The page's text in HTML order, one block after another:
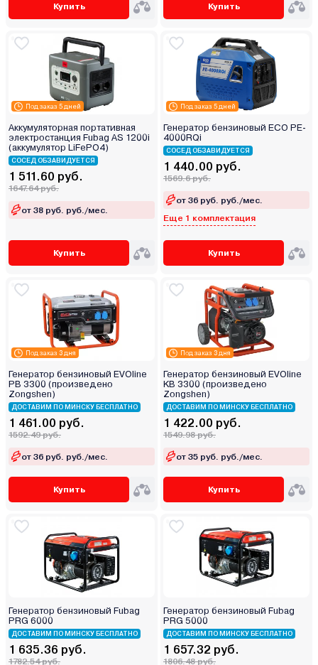
Купить Купить
Под заказ 5 дней
Аккумуляторная портативная
электростанция Fubag AS 1200i
(аккумулятор LiFePO4)
СОСЕД ОБЗАВИДУЕТСЯ
1 511.60 руб.
1647.64 руб.
от 38 руб. руб./мес.
Купить
Под заказ 5 дней
Генератор бензиновый ECO PE-
4000RQi
СОСЕД ОБЗАВИДУЕТСЯ
1 440.00 руб.
1569.6 руб.
от 36 руб. руб./мес.
Еще 1 комплектация
Купить
Под заказ 3 дня
Генератор бензиновый EVOline
PB 3300 (произведено
Zongshen)
ДОСТАВИМ ПО МИНСКУ БЕСПЛАТНО
1 461.00 руб.
1592.49 руб.
от 36 руб. руб./мес.
Купить
Под заказ 3 дня
Генератор бензиновый EVOline
KB 3300 (произведено
Zongshen)
ДОСТАВИМ ПО МИНСКУ БЕСПЛАТНО
1 422.00 руб.
1549.98 руб.
от 35 руб. руб./мес.
Купить
Генератор бензиновый Fubag
PRG 6000
ДОСТАВИМ ПО МИНСКУ БЕСПЛАТНО
1 635.36 руб.
1782.54 руб.
Генератор бензиновый Fubag
PRG 5000
ДОСТАВИМ ПО МИНСКУ БЕСПЛАТНО
1 657.32 руб.
1806.48 руб.